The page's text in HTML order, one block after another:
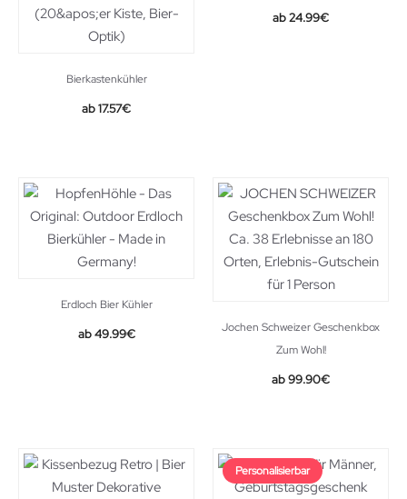
Bierkastenkühler
17.57€
24.99€
Erdloch Bier Kühler
49.99€
Jochen Schweizer Geschenkbox
Zum Wohl!
99.90€
Personalisierbar